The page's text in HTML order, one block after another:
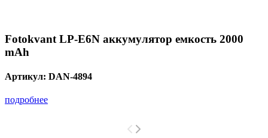
Fotokvant LP-E6N аккумулятор емкость 2000
mAh
Артикул: DAN-4894
подробнее